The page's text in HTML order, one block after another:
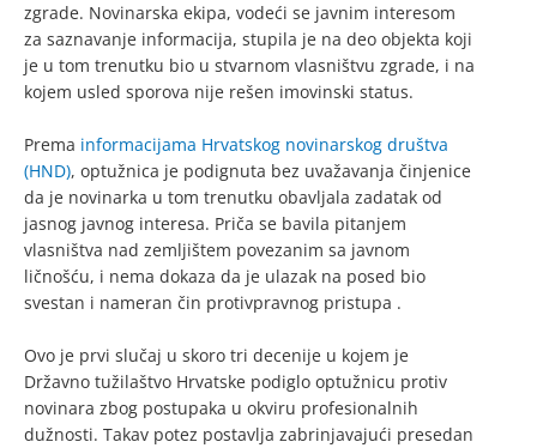
zgrade. Novinarska ekipa, vodeći se javnim interesom
za saznavanje informacija, stupila je na deo objekta koji
je u tom trenutku bio u stvarnom vlasništvu zgrade, i na
kojem usled sporova nije rešen imovinski status.
Prema informacijama Hrvatskog novinarskog društva
(HND), optužnica je podignuta bez uvažavanja činjenice
da je novinarka u tom trenutku obavljala zadatak od
jasnog javnog interesa. Priča se bavila pitanjem
vlasništva nad zemljištem povezanim sa javnom
ličnošću, i nema dokaza da je ulazak na posed bio
svestan i nameran čin protivpravnog pristupa .
Ovo je prvi slučaj u skoro tri decenije u kojem je
Državno tužilaštvo Hrvatske podiglo optužnicu protiv
novinara zbog postupaka u okviru profesionalnih
dužnosti. Takav potez postavlja zabrinjavajući presedan